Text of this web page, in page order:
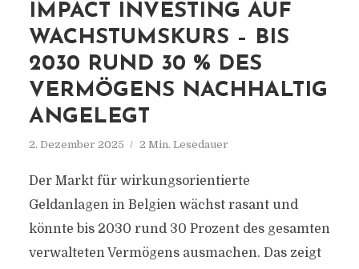
IMPACT INVESTING AUF
WACHSTUMSKURS – BIS
2030 RUND 30 % DES
VERMÖGENS NACHHALTIG
ANGELEGT
2. Dezember 2025 2 Min. Lesedauer
Der Markt für wirkungsorientierte
Geldanlagen in Belgien wächst rasant und
könnte bis 2030 rund 30 Prozent des gesamten
verwalteten Vermögens ausmachen. Das zeigt